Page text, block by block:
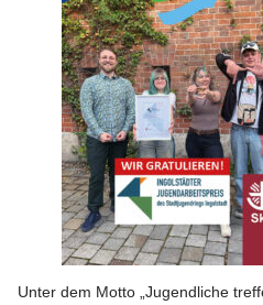
Unter dem Motto „Jugendliche